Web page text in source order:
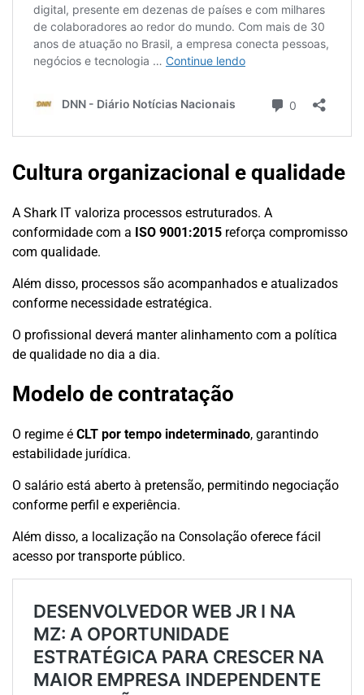
Cultura organizacional e qualidade
A Shark IT valoriza processos estruturados. A
conformidade com a ISO 9001:2015 reforça compromisso
com qualidade.
Além disso, processos são acompanhados e atualizados
conforme necessidade estratégica.
O profissional deverá manter alinhamento com a política
de qualidade no dia a dia.
Modelo de contratação
O regime é CLT por tempo indeterminado, garantindo
estabilidade jurídica.
O salário está aberto à pretensão, permitindo negociação
conforme perfil e experiência.
Além disso, a localização na Consolação oferece fácil
acesso por transporte público.